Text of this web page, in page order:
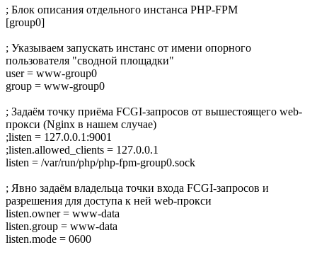
; Блок описания отдельного инстанса PHP-FPM
[group0]
; Указываем запускать инстанс от имени опорного
пользователя "сводной площадки"
user = www-group0
group = www-group0
; Задаём точку приёма FCGI-запросов от вышестоящего web-
прокси (Nginx в нашем случае)
;listen = 127.0.0.1:9001
;listen.allowed_clients = 127.0.0.1
listen = /var/run/php/php-fpm-group0.sock
; Явно задаём владельца точки входа FCGI-запросов и
разрешения для доступа к ней web-прокси
listen.owner = www-data
listen.group = www-data
listen.mode = 0600